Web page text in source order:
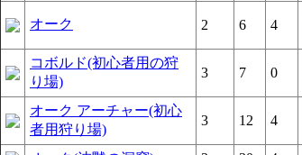
オーク 2 6 4
コボルド(初心者用の狩
り場)
3 7 0
オーク アーチャー(初心
者用狩り場)
3 12 4